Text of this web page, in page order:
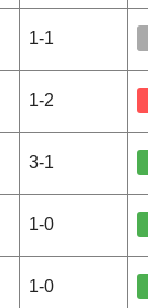
1-1
1-2
3-1
1-0
1-0